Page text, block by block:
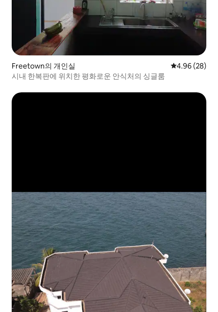
Freetown의 개인실 평점 4.96점(5
4.96 (28)
시내 한복판에 위치한 평화로운 안식처의 싱글룸